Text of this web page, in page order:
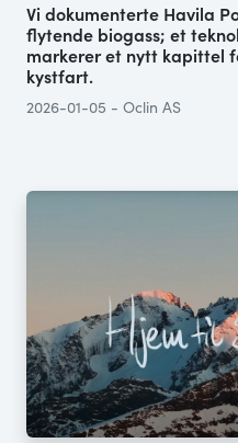
Vi dokumenterte Havila
flytende biogass; et
markerer et nytt kapittel
kystfart.
2026-01-05 - Oclin AS